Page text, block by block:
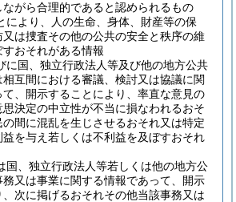
がら合理的であると認められるもの
により、人の生命、身体、財産等の保
は捜査その他の公共の安全と秩序の維
おそれがある情報
に国、独立行政法人等及び他の地方公共
互間における審議、検討又は協議に関
、開示することにより、率直な意見の
決定の中立性が不当に損なわれるおそ
間に混乱を生じさせるおそれ又は特定
を与え若しくは不利益を及ぼすおそれ
国、独立行政法人等若しくは他の地方公
又は事業に関する情報であって、開示
次に掲げるおそれその他当該事務又は